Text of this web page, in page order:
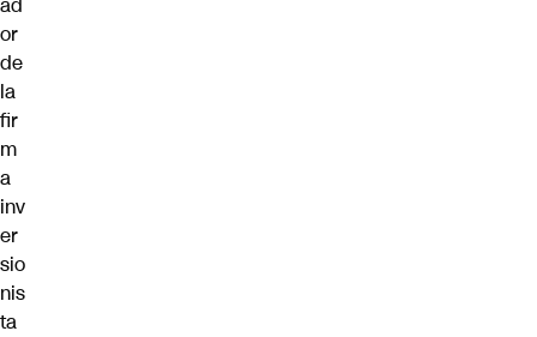
or
de
la
fir
m
a
inv
er
sio
nis
ta